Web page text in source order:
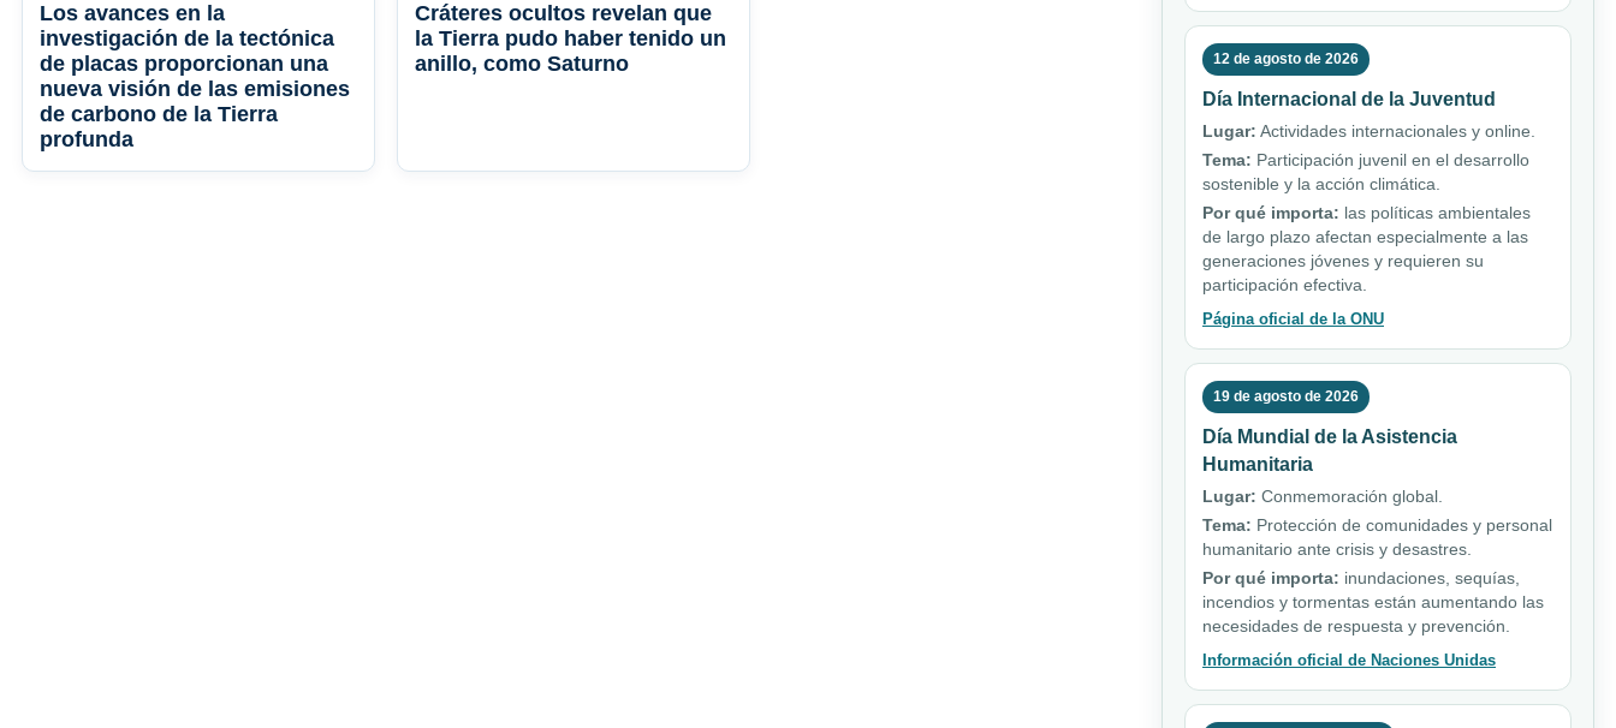
Los avances en la
investigación de la tectónica
de placas proporcionan una
nueva visión de las emisiones
de carbono de la Tierra
profunda
Cráteres ocultos revelan que
la Tierra pudo haber tenido un
anillo, como Saturno
12 de agosto de 2026
Día Internacional de la Juventud
Lugar: Actividades internacionales y online.
Tema: Participación juvenil en el desarrollo
sostenible y la acción climática.
Por qué importa: las políticas ambientales
de largo plazo afectan especialmente a las
generaciones jóvenes y requieren su
participación efectiva.
Página oficial de la ONU
19 de agosto de 2026
Día Mundial de la Asistencia
Humanitaria
Lugar: Conmemoración global.
Tema: Protección de comunidades y personal
humanitario ante crisis y desastres.
Por qué importa: inundaciones, sequías,
incendios y tormentas están aumentando las
necesidades de respuesta y prevención.
Información oficial de Naciones Unidas